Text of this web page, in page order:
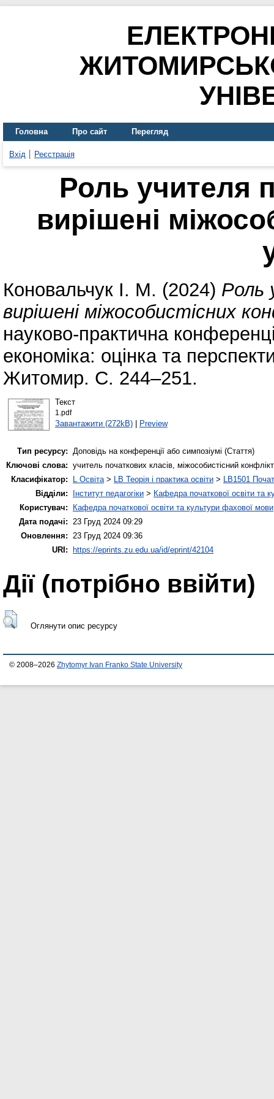
Головна Про сайт Перегляд
Вхід Реєстрація
Роль учителя
вирішені
Коновальчук І. М. (2024) Роль
вирішені міжособистісних
науково-практична
економіка: оцінка та
Житомир. С. 244–251.
Текст
1.pdf
Завантажити (272kB)| Preview
Тип ресурсу: Доповідь на конференції або симпозіумі (Стаття)
Ключові слова: учитель початкових класів, міжособистісний конфлікт
Класифікатор:
L Освіта> LB Теорія і практика освіти > LB1501
Відділи:
Інститут педагогіки > Кафедра початкової освіти та
Користувач:
Кафедра початкової освіти та культури фахової мови
Дата подачі: 23 Груд 2024 09:29
Оновлення: 23 Груд 2024 09:36
URI:
https://eprints.zu.edu.ua/id/eprint/42104
Дії ​​(потрібно ввійти)
Оглянути опис ресурсу
© 2008–2026 Zhytomyr Ivan Franko State University